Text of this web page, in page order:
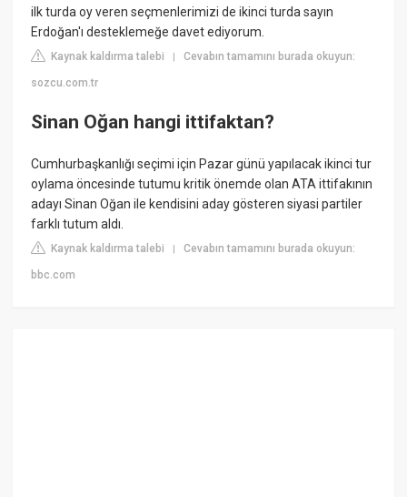
ilk turda oy veren seçmenlerimizi de ikinci turda sayın
Erdoğan'ı desteklemeğe davet ediyorum.
Kaynak kaldırma talebi |Cevabın tamamını burada okuyun:
sozcu.com.tr
Sinan Oğan hangi ittifaktan?
Cumhurbaşkanlığı seçimi için Pazar günü yapılacak ikinci tur
oylama öncesinde tutumu kritik önemde olan ATA ittifakının
adayı Sinan Oğan ile kendisini aday gösteren siyasi partiler
farklı tutum aldı.
Kaynak kaldırma talebi |Cevabın tamamını burada okuyun:
bbc.com